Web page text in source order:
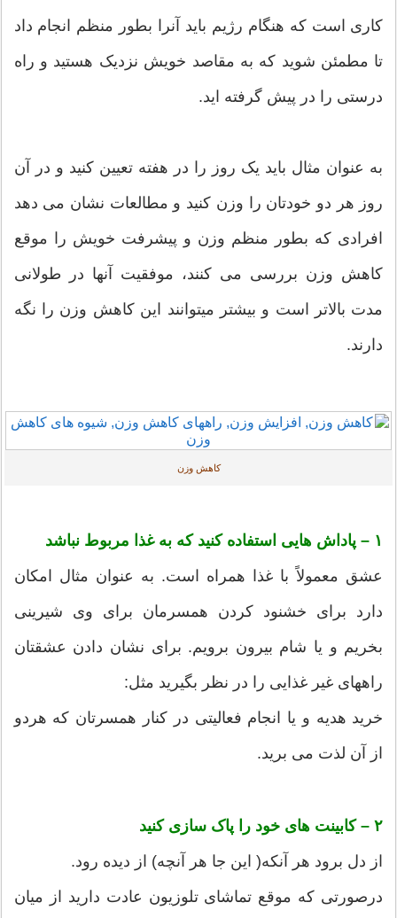
کاری است که هنگام رژیم باید آنرا بطور منظم انجام داد
تا مطمئن شوید که به مقاصد خویش نزدیک هستید و راه
درستی را در پیش گرفته اید.
به عنوان مثال باید یک روز را در هفته تعيين کنید و در آن
روز هر دو خودتان را وزن کنید و مطالعات نشان می دهد
افرادی که بطور منظم وزن و پیشرفت خویش را موقع
کاهش وزن بررسی می کنند، موفقیت آنها در طولانی
مدت بالاتر است و بیشتر میتوانند این کاهش وزن را نگه
دارند.
کاهش وزن
۱ – پاداش هایی استفاده کنید که به غذا مربوط نباشد
عشق معمولاً با غذا همراه است. به عنوان مثال امکان
دارد برای خشنود کردن همسرمان برای وی شیرینی
بخریم و یا شام بیرون برویم. برای نشان دادن عشقتان
راههای غیر غذایی را در نظر بگیرید مثل:
خرید هدیه و یا انجام فعالیتی در کنار همسرتان که هردو
از آن لذت می برید.
۲ – کابینت های خود را پاک سازی کنید
از دل برود هر آنکه( این جا هر آنچه) از دیده رود.
درصورتی که موقع تماشای تلوزیون عادت دارید از میان